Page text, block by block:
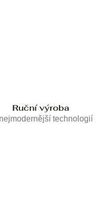
Ruční výroba
technologií